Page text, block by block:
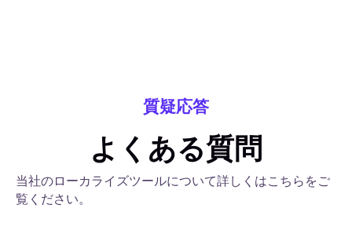
質疑応答
よくある質問
当社のローカライズツールについて詳しくはこちらをご
覧ください。